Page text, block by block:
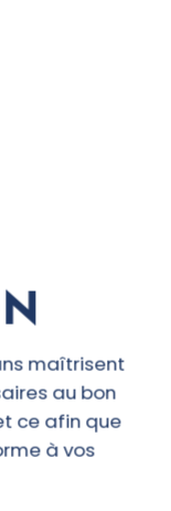
maîtrisent
au bon
ce afin que
à vos